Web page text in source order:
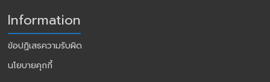
Information
ข้อปฏิเสธความรับผิด
นโยบายคุกกี้